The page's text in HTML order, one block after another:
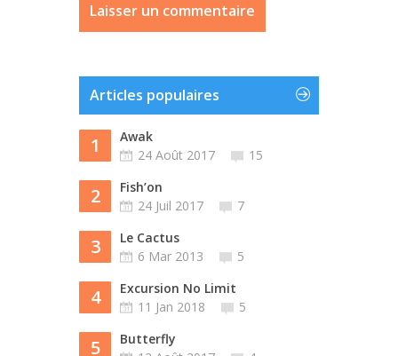
Articles populaires
1
Awak
24 Août 2017
15
2
Fish’on
24 Juil 2017
7
3
Le Cactus
6 Mar 2013
5
4
Excursion No Limit
11 Jan 2018
5
5
Butterfly